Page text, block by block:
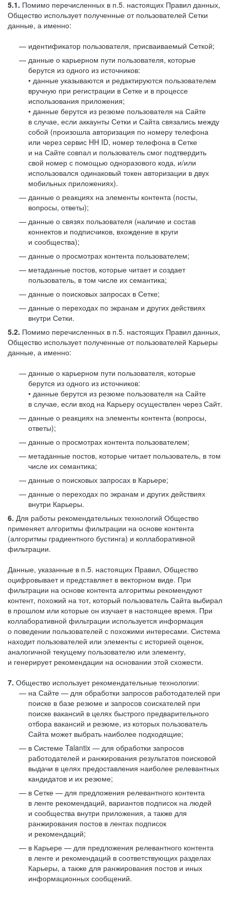
5.1. Помимо перечисленных в п.5. настоящих Правил данных,
Общество использует полученные от пользователей Сетки
данные, а именно:
идентификатор пользователя, присваиваемый Сеткой;
данные о карьерном пути пользователя, которые
берутся из одного из источников:
• данные указываются и редактируются пользователем
вручную при регистрации в Сетке и в процессе
использования приложения;
• данные берутся из резюме пользователя на Сайте
в случае, если аккаунты Сетки и Сайта связались между
собой (произошла авторизация по номеру телефона
или через сервис HH ID, номер телефона в Сетке
и на Сайте совпал и пользователь смог подтвердить
свой номер с помощью одноразового кода, и/или
использовался одинаковый токен авторизации в двух
мобильных приложениях).
данные о реакциях на элементы контента (посты,
вопросы, ответы);
данные о связях пользователя (наличие и состав
коннектов и подписчиков, вхождение в круги
и сообщества);
данные о просмотрах контента пользователем;
метаданные постов, которые читает и создает
пользователь, в том числе их семантика;
данные о поисковых запросах в Сетке;
данные о переходах по экранам и других действиях
внутри Сетки.
5.2. Помимо перечисленных в п.5. настоящих Правил данных,
Общество использует полученные от пользователей Карьеры
данные, а именно:
данные о карьерном пути пользователя, которые
берутся из одного из источников:
• данные берутся из резюме пользователя на Сайте
в случае, если вход на Карьеру осуществлен через Сайт.
данные о реакциях на элементы контента (вопросы,
ответы);
данные о просмотрах контента пользователем;
метаданные постов, которые читает пользователь, в том
числе их семантика;
данные о поисковых запросах в Карьере;
данные о переходах по экранам и других действиях
внутри Карьеры.
6. Для работы рекомендательных технологий Общество
применяет алгоритмы фильтрации на основе контента
(алгоритмы градиентного бустинга) и коллаборативной
фильтрации.
Данные, указанные в п.5. настоящих Правил, Общество
оцифровывает и представляет в векторном виде. При
фильтрации на основе контента алгоритмы рекомендуют
контент, похожий на тот, который пользователь Сайта выбирал
в прошлом или которые он изучает в настоящее время. При
коллаборативной фильтрации используется информация
о поведении пользователей с похожими интересами. Система
находит пользователей или элементы с историей оценок,
аналогичной текущему пользователю или элементу,
и генерирует рекомендации на основании этой схожести.
7. Общество использует рекомендательные технологии:
на Сайте — для обработки запросов работодателей при
поиске в базе резюме и запросов соискателей при
поиске вакансий в целях быстрого предварительного
отбора вакансий и резюме, из которых пользователь
Сайта может выбрать наиболее подходящие;
в Системе Talantix — для обработки запросов
работодателей и ранжирования результатов поисковой
выдачи в целях предоставления наиболее релевантных
кандидатов и их резюме;
в Сетке — для предложения релевантного контента
в ленте рекомендаций, вариантов подписок на людей
и сообщества внутри приложения, а также для
ранжирования постов в лентах подписок
и рекомендаций;
в Карьере — для предложения релевантного контента
в ленте и рекомендаций в соответствующих разделах
Карьеры, а также для ранжирования постов и иных
информационных сообщений.